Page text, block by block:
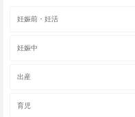
妊娠前・妊活
妊娠中
出産
育児